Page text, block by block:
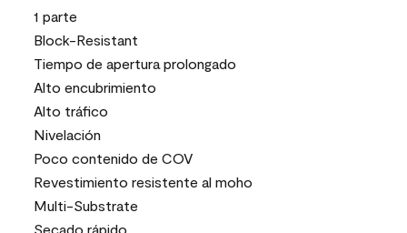
1 parte
Block-Resistant
Tiempo de apertura prolongado
Alto encubrimiento
Alto tráfico
Nivelación
Poco contenido de COV
Revestimiento resistente al moho
Multi-Substrate
Secado rápido